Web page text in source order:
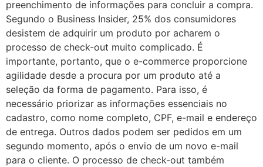
preenchimento de informações para concluir a compra.
Segundo o Business Insider, 25% dos consumidores
desistem de adquirir um produto por acharem o
processo de check-out muito complicado. É
importante, portanto, que o e-commerce proporcione
agilidade desde a procura por um produto até a
seleção da forma de pagamento. Para isso, é
necessário priorizar as informações essenciais no
cadastro, como nome completo, CPF, e-mail e endereço
de entrega. Outros dados podem ser pedidos em um
segundo momento, após o envio de um novo e-mail
para o cliente. O processo de check-out também